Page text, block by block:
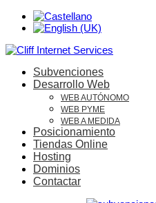
Subvenciones
Desarrollo Web
WEB AUTÓNOMO
WEB PYME
WEB A MEDIDA
Posicionamiento
Tiendas Online
Hosting
Dominios
Contactar